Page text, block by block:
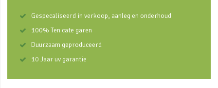
Gespecaliseerd in verkoop, aanleg en onderhoud
100% Ten cate garen
Duurzaam geproduceerd
10 Jaar uv garantie